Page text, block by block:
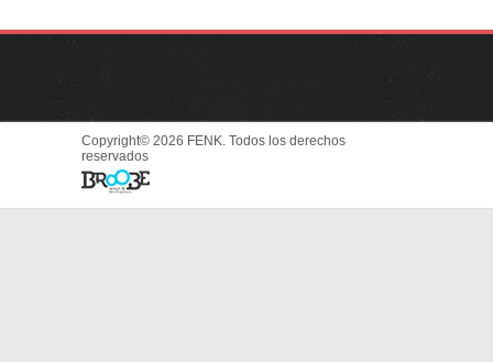
Copyright© 2026 FENK. Todos los derechos
reservados